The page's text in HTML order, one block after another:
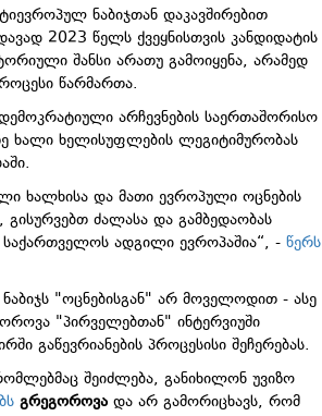
ნაბიჯთან დაკავშირებით
2023 წელს ქვეყნისთვის კანდიდატის
შანსი არათუ გამოიყენა, არამედ
წარმართა.
არჩევნების საერთაშორისო
ხალი ხელისუფლების ლეგიტიმურობას
ხალხისა და მათი ევროპული ოცნების
ძალასა და გამბედაობას
ადგილი ევროპაშია“, - წერს
"ოცნებისგან" არ მოველოდით - ასე
"პირველებთან" ინტერვიუში
გაწევრიანების პროცესისი შეჩერებას.
შეიძლება, განიხილონ უვიზო
გრეგოროვა და არ გამორიცხავს, რომ